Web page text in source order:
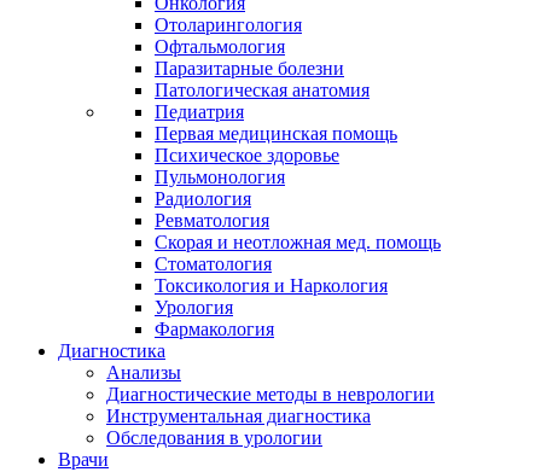
Отоларингология
Офтальмология
Паразитарные болезни
Патологическая анатомия
Педиатрия
Первая медицинская помощь
Психическое здоровье
Пульмонология
Радиология
Ревматология
Скорая и неотложная мед. помощь
Стоматология
Токсикология и Наркология
Урология
Фармакология
Диагностика
Анализы
Диагностические методы в неврологии
Инструментальная диагностика
Обследования в урологии
Врачи